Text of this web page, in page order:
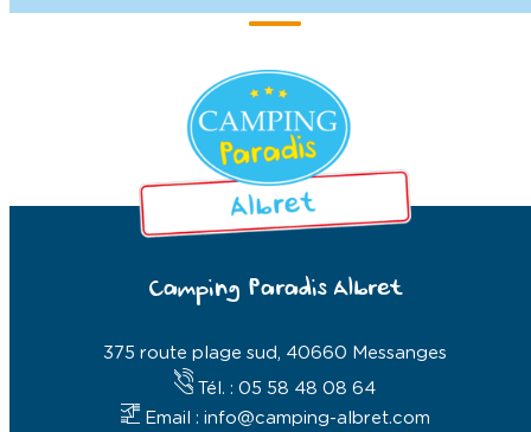
Camping Paradis Albret
375 route plage sud, 40660 Messanges
Tél. : 05 58 48 08 64
Email : info@camping-albret.com